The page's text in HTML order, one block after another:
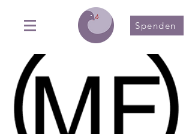
Spenden